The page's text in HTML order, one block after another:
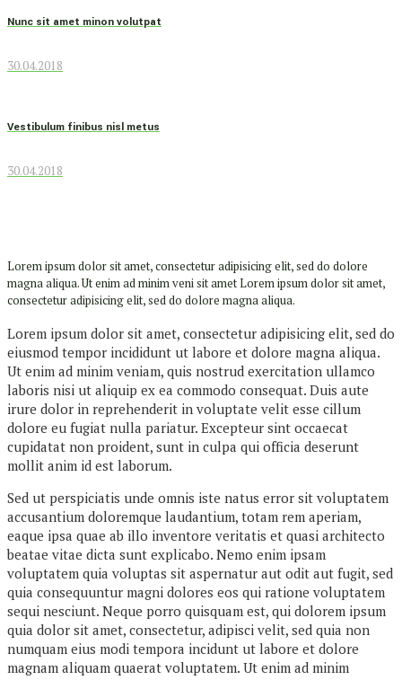
Nunc sit amet minon volutpat
30.04.2018
Vestibulum finibus nisl metus
30.04.2018
Lorem ipsum dolor sit amet, consectetur adipisicing elit, sed do dolore
magna aliqua. Ut enim ad minim veni sit amet Lorem ipsum dolor sit amet,
consectetur adipisicing elit, sed do dolore magna aliqua.
Lorem ipsum dolor sit amet, consectetur adipisicing elit, sed do
eiusmod tempor incididunt ut labore et dolore magna aliqua.
Ut enim ad minim veniam, quis nostrud exercitation ullamco
laboris nisi ut aliquip ex ea commodo consequat. Duis aute
irure dolor in reprehenderit in voluptate velit esse cillum
dolore eu fugiat nulla pariatur. Excepteur sint occaecat
cupidatat non proident, sunt in culpa qui officia deserunt
mollit anim id est laborum.
Sed ut perspiciatis unde omnis iste natus error sit voluptatem
accusantium doloremque laudantium, totam rem aperiam,
eaque ipsa quae ab illo inventore veritatis et quasi architecto
beatae vitae dicta sunt explicabo. Nemo enim ipsam
voluptatem quia voluptas sit aspernatur aut odit aut fugit, sed
quia consequuntur magni dolores eos qui ratione voluptatem
sequi nesciunt. Neque porro quisquam est, qui dolorem ipsum
quia dolor sit amet, consectetur, adipisci velit, sed quia non
numquam eius modi tempora incidunt ut labore et dolore
magnam aliquam quaerat voluptatem. Ut enim ad minim